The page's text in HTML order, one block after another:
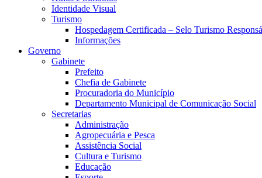
Identidade Visual
Turismo
Hospedagem Certificada – Selo Turismo
Informações
Governo
Gabinete
Prefeito
Chefia de Gabinete
Procuradoria do Município
Departamento Municipal de Comunicação Social
Secretarias
Administração
Agropecuária e Pesca
Assistência Social
Cultura e Turismo
Educação